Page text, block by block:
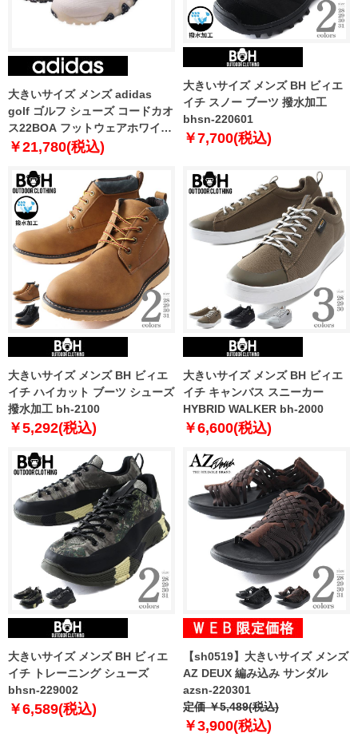
大きいサイズ メンズ adidas
golf ゴルフ シューズ コードカオ
ス22BOA フットウェアホワイト
× クルーネイビー × クリスタル
￥21,780(税込)
大きいサイズ メンズ BH ビィエ
イチ スノー ブーツ 撥水加工
bhsn-220601
￥7,700(税込)
大きいサイズ メンズ BH ビィエ
イチ ハイカット ブーツ シューズ
撥水加工 bh-2100
￥5,292(税込)
大きいサイズ メンズ BH ビィエ
イチ キャンバス スニーカー
HYBRID WALKER bh-2000
￥6,600(税込)
大きいサイズ メンズ BH ビィエ
イチ トレーニング シューズ
bhsn-229002
￥6,589(税込)
【sh0519】大きいサイズ メンズ
AZ DEUX 編み込み サンダル
azsn-220301
定価 ￥5,489(税込)
￥3,900(税込)